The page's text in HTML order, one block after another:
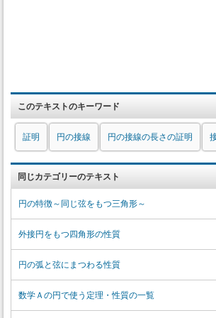
このテキストのキーワード
証明 円の接線 円の接線の長さの証明
同じカテゴリーのテキスト
円の特徴～同じ弦をもつ三角形～
外接円をもつ四角形の性質
円の弧と弦にまつわる性質
数学Ａの円で使う定理・性質の一覧